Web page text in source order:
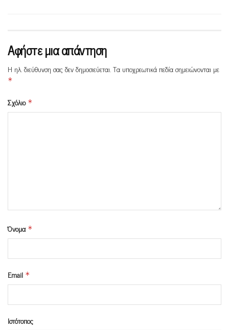
Αφήστε μια απάντηση
Η ηλ. διεύθυνση σας δεν δημοσιεύεται.Τα υποχρεωτικά πεδία σημειώνονται με
*
Σχόλιο *
Όνομα *
Email *
Ιστότοπος